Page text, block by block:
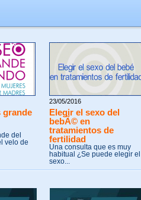
grande
del
velo de
23/05/2016
Elegir el sexo del
bebÃ© en
tratamientos de
fertilidad
Una consulta que es muy
habitual ¿Se puede elegir el
sexo...